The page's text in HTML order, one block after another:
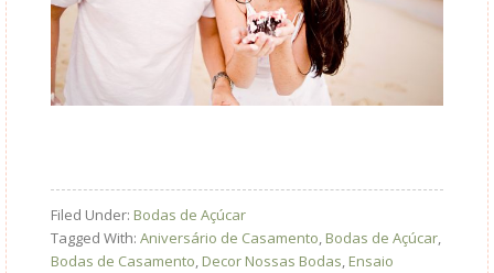
Filed Under: Bodas de Açúcar
Tagged With: Aniversário de Casamento, Bodas de Açúcar,
Bodas de Casamento, Decor Nossas Bodas, Ensaio